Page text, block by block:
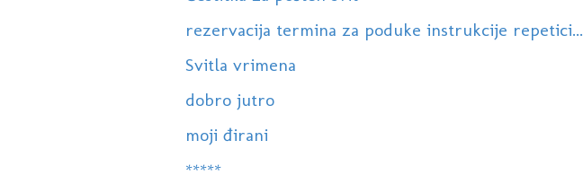
rezervacija termina za poduke instrukcije repetici...
Svitla vrimena
dobro jutro
moji đirani
*****